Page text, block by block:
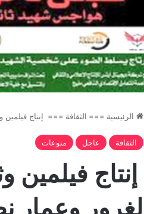
الرئيسية === الثقافة === إنتاج
الثقافة عاجل منوعات
إنتاج
لغرور وعمار